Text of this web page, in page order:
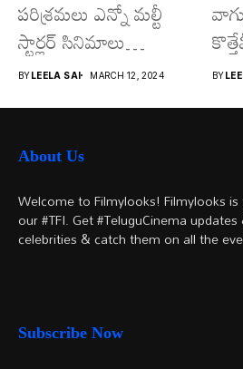
పరిశ్రమలు ఎన్నో మల్టీ
స్టార్లర్ సినిమాలు
వచ్చాయి.. కొన్ని సినిమాలు
అయితే...
BY LEELA SAI MARCH 12, 2024 BY
About Us
Welcome to Filmylooks! Filmylooks
our #TFI. Get #TeluguCinema
celebrities & catch them on all the
Subscribe Now